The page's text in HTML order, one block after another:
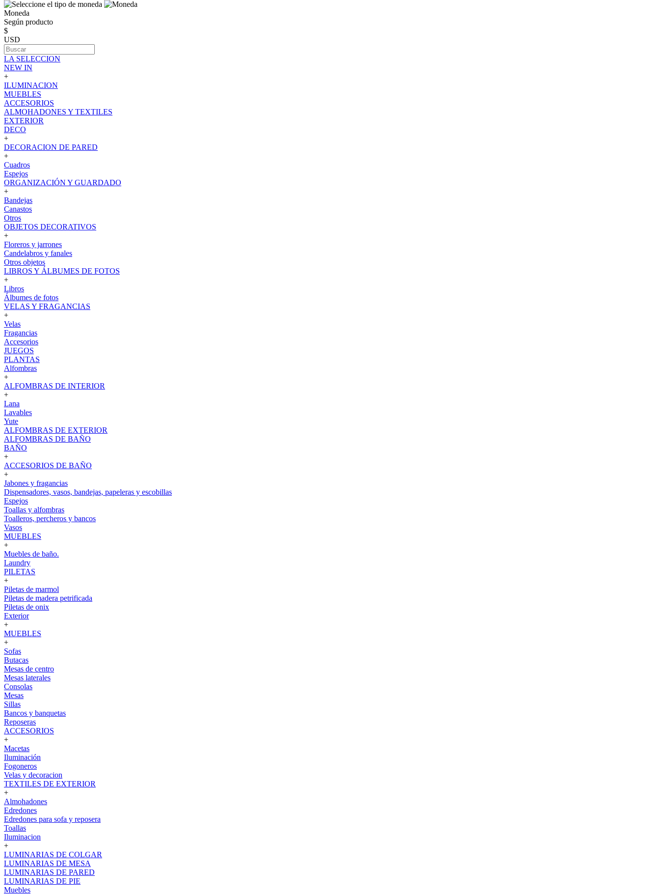
Moneda
Según producto
$
USD
LA SELECCION
NEW IN
+
ILUMINACION
MUEBLES
ACCESORIOS
ALMOHADONES Y TEXTILES
EXTERIOR
DECO
+
DECORACION DE PARED
+
Cuadros
Espejos
ORGANIZACIÓN Y GUARDADO
+
Bandejas
Canastos
Otros
OBJETOS DECORATIVOS
+
Floreros y jarrones
Candelabros y fanales
Otros objetos
LIBROS Y ÁLBUMES DE FOTOS
+
Libros
Álbumes de fotos
VELAS Y FRAGANCIAS
+
Velas
Fragancias
Accesorios
JUEGOS
PLANTAS
Alfombras
+
ALFOMBRAS DE INTERIOR
+
Lana
Lavables
Yute
ALFOMBRAS DE EXTERIOR
ALFOMBRAS DE BAÑO
BAÑO
+
ACCESORIOS DE BAÑO
+
Jabones y fragancias
Dispensadores, vasos, bandejas, papeleras y escobillas
Espejos
Toallas y alfombras
Toalleros, percheros y bancos
Vasos
MUEBLES
+
Muebles de baño.
Laundry
PILETAS
+
Piletas de marmol
Piletas de madera petrificada
Piletas de onix
Exterior
+
MUEBLES
+
Sofas
Butacas
Mesas de centro
Mesas laterales
Consolas
Mesas
Sillas
Bancos y banquetas
Reposeras
ACCESORIOS
+
Macetas
Iluminación
Fogoneros
Velas y decoracion
TEXTILES DE EXTERIOR
+
Almohadones
Edredones
Edredones para sofa y reposera
Toallas
Iluminacion
+
LUMINARIAS DE COLGAR
LUMINARIAS DE MESA
LUMINARIAS DE PARED
LUMINARIAS DE PIE
Muebles